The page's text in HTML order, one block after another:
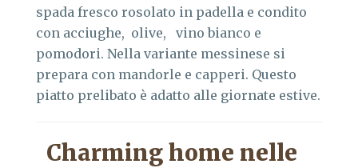
spada fresco rosolato in padella e condito
con acciughe, olive, vino bianco e
pomodori. Nella variante messinese si
prepara con mandorle e capperi. Questo
piatto prelibato è adatto alle giornate estive.
Charming home nelle